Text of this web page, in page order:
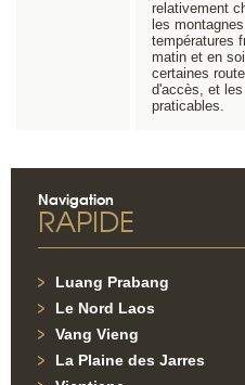
relativement
les
températures
matin et en
certaines
d'accès, et
praticables.
Navigation
RAPIDE
Luang Prabang
Le Nord Laos
Vang Vieng
La Plaine des Jarres